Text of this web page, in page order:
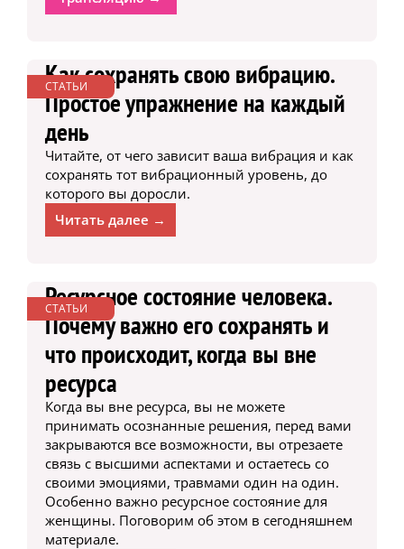
СТАТЬИ
Как сохранять свою вибрацию.
Простое упражнение на каждый
день
Читайте, от чего зависит ваша вибрация и как
сохранять тот вибрационный уровень, до
которого вы доросли.
Читать далее →
СТАТЬИ
Ресурсное состояние человека.
Почему важно его сохранять и
что происходит, когда вы вне
ресурса
Когда вы вне ресурса, вы не можете
принимать осознанные решения, перед вами
закрываются все возможности, вы отрезаете
связь с высшими аспектами и остаетесь со
своими эмоциями, травмами один на один.
Особенно важно ресурсное состояние для
женщины. Поговорим об этом в сегодняшнем
материале.